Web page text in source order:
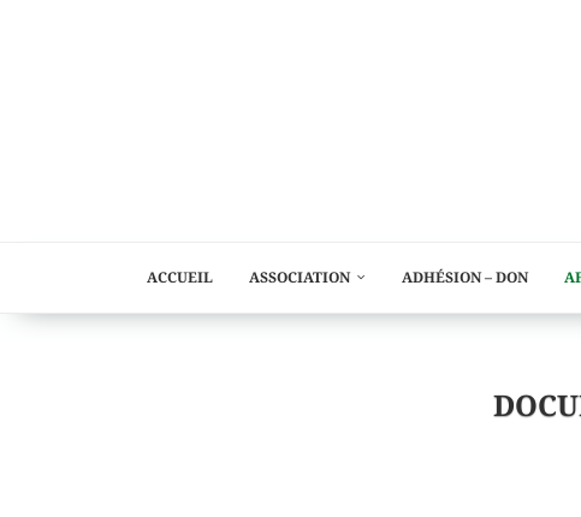
ACCUEIL ASSOCIATION ADHÉSION – DON